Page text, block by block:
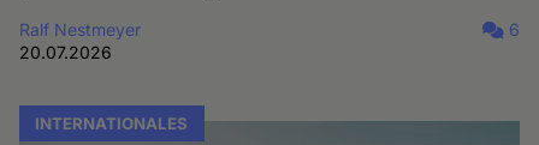
Ralf Nestmeyer
20.07.2026
6
INTERNATIONALES